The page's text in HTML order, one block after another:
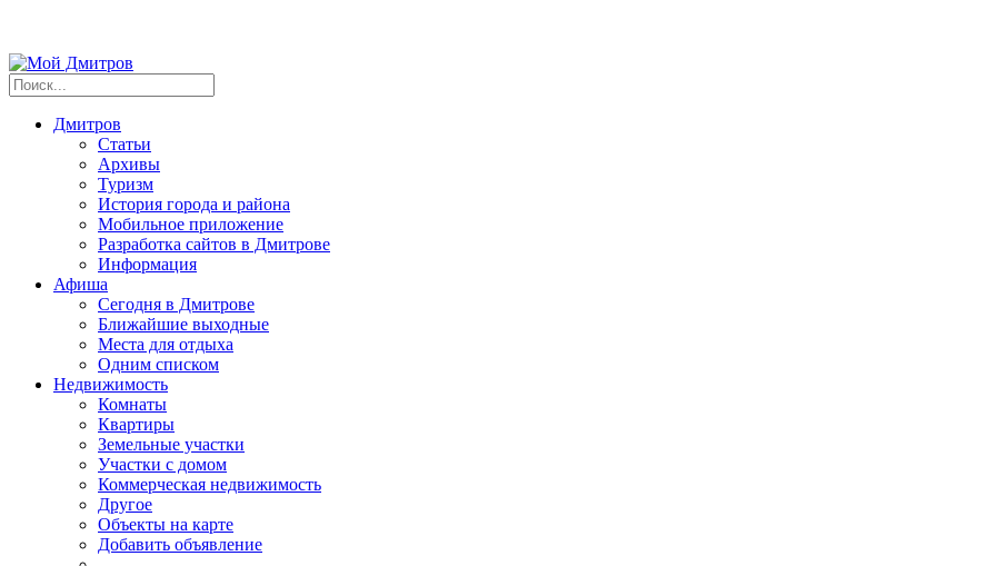
Дмитров
Статьи
Архивы
Туризм
История города и района
Мобильное приложение
Разработка сайтов в Дмитрове
Информация
Афиша
Сегодня в Дмитрове
Ближайшие выходные
Места для отдыха
Одним списком
Недвижимость
Комнаты
Квартиры
Земельные участки
Участки с домом
Коммерческая недвижимость
Другое
Объекты на карте
Добавить объявление